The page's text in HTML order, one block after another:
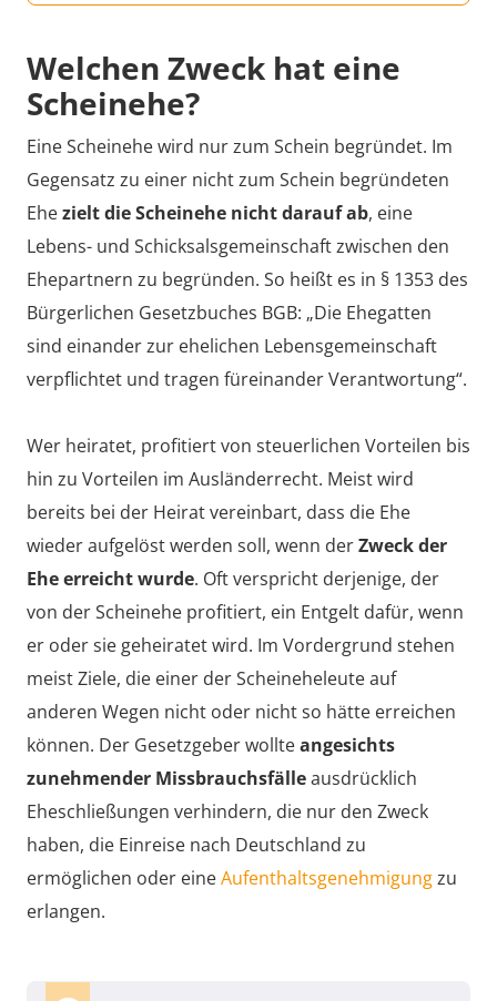
Welchen Zweck hat eine
Scheinehe?
Eine Scheinehe wird nur zum Schein begründet. Im
Gegensatz zu einer nicht zum Schein begründeten
Ehezielt die Scheinehe nicht darauf ab, eine
Lebens- und Schicksalsgemeinschaft zwischen den
Ehepartnern zu begründen. So heißt es in § 1353 des
Bürgerlichen Gesetzbuches BGB: „Die Ehegatten
sind einander zur ehelichen Lebensgemeinschaft
verpflichtet und tragen füreinander Verantwortung“.
Wer heiratet, profitiert von steuerlichen Vorteilen bis
hin zu Vorteilen im Ausländerrecht. Meist wird
bereits bei der Heirat vereinbart, dass die Ehe
wieder aufgelöst werden soll, wenn derZweck der
Ehe erreicht wurde. Oft verspricht derjenige, der
von der Scheinehe profitiert, ein Entgelt dafür, wenn
er oder sie geheiratet wird. Im Vordergrund stehen
meist Ziele, die einer der Scheineheleute auf
anderen Wegen nicht oder nicht so hätte erreichen
können. Der Gesetzgeber wollteangesichts
zunehmender Missbrauchsfälleausdrücklich
Eheschließungen verhindern, die nur den Zweck
haben, die Einreise nach Deutschland zu
ermöglichen oder eineAufenthaltsgenehmigungzu
erlangen.